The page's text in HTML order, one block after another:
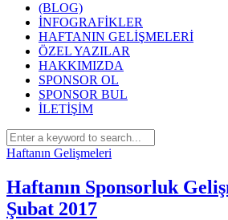
(BLOG)
İNFOGRAFİKLER
HAFTANIN GELİŞMELERİ
ÖZEL YAZILAR
HAKKIMIZDA
SPONSOR OL
SPONSOR BUL
İLETİŞİM
Haftanın Gelişmeleri
Haftanın Sponsorluk
Şubat 2017